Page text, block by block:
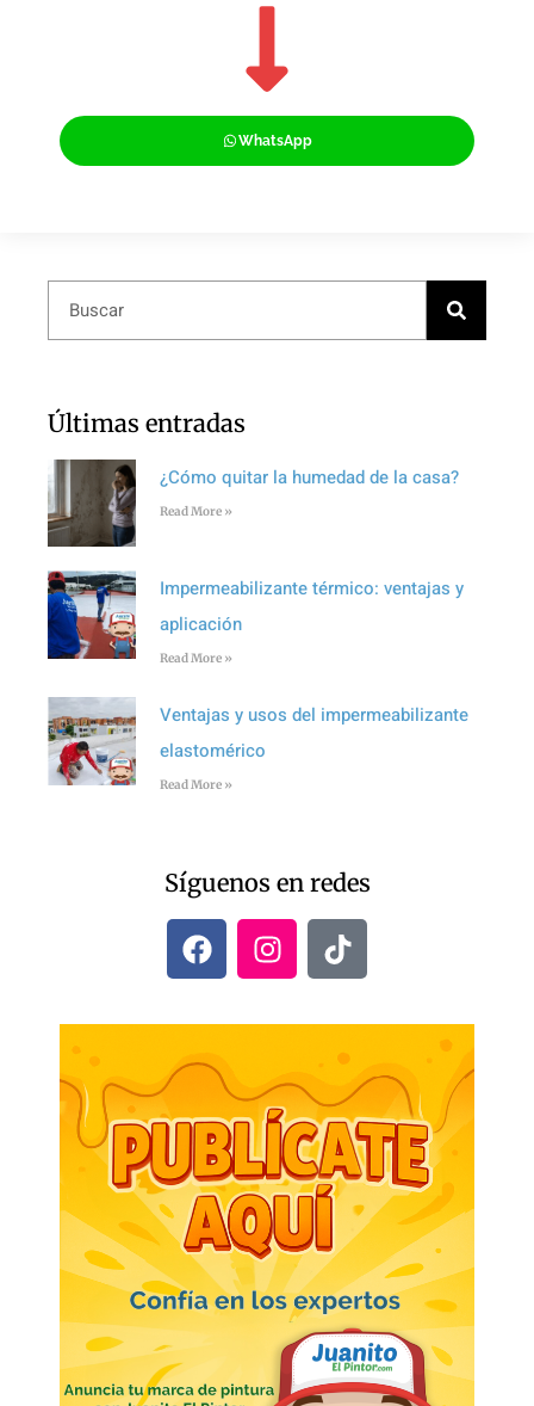
WhatsApp
Últimas entradas
¿Cómo quitar la humedad de la casa?
Read More »
Impermeabilizante térmico: ventajas y
aplicación
Read More »
Ventajas y usos del impermeabilizante
elastomérico
Read More »
Síguenos en redes